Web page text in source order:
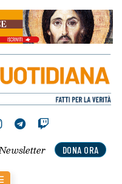
DONA ORA